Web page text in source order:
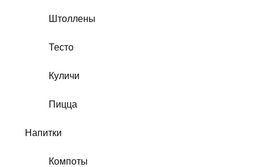
Штоллены
Тесто
Куличи
Пицца
Напитки
Компоты